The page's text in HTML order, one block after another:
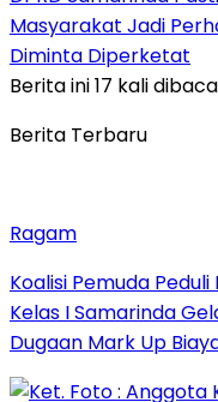
Masyarakat Jadi
Diminta Diperketat
Berita ini 17 kali dibaca
Berita Terbaru
Ragam
Koalisi Pemuda
Kelas I Samarinda
Dugaan Mark Up